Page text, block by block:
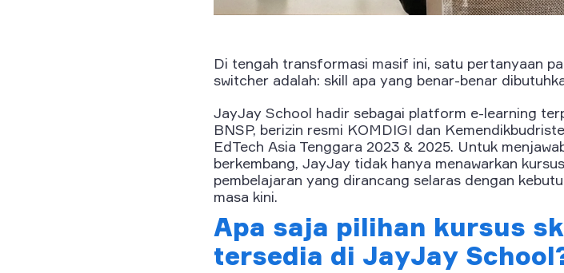
Di tengah transformasi masif ini, satu pertanyaan
switcher adalah: skill apa yang benar-benar
JayJay School hadir sebagai platform e-learning
BNSP, berizin resmi KOMDIGI dan
EdTech Asia Tenggara 2023 & 2025. Untuk
berkembang, JayJay tidak hanya menawarkan
pembelajaran yang dirancang selaras dengan
masa kini.
Apa saja pilihan kursus
tersedia di JayJay